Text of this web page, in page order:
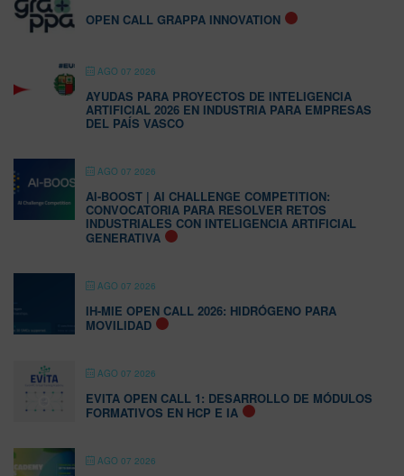
OPEN CALL GRAPPA INNOVATION
AGO 07 2026
AYUDAS PARA PROYECTOS DE INTELIGENCIA
ARTIFICIAL 2026 EN INDUSTRIA PARA EMPRESAS
DEL PAÍS VASCO
AGO 07 2026
AI-BOOST | AI CHALLENGE COMPETITION:
CONVOCATORIA PARA RESOLVER RETOS
INDUSTRIALES CON INTELIGENCIA ARTIFICIAL
GENERATIVA
AGO 07 2026
IH-MIE OPEN CALL 2026: HIDRÓGENO PARA
MOVILIDAD
AGO 07 2026
EVITA OPEN CALL 1: DESARROLLO DE MÓDULOS
FORMATIVOS EN HCP E IA
AGO 07 2026